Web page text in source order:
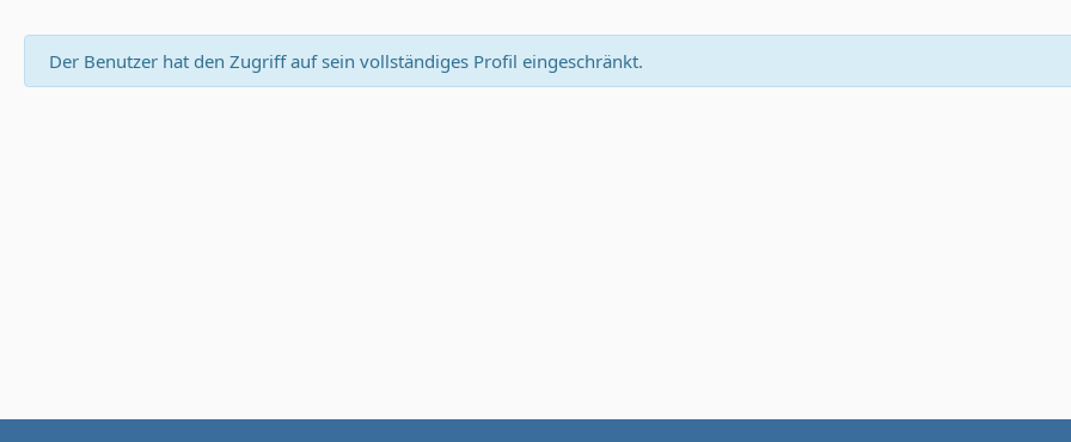
Der Benutzer hat den Zugriff auf sein vollständiges Profil eingeschränkt.